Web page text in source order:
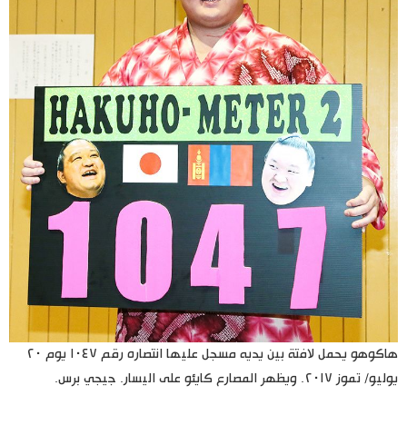
سياسة
اقتصاد
مجتمع
ثقافة
لايف ستايل
طوكيو
هو وهي
المطبخ الياباني
هاكوهو يحمل لافتة بين يديه مسجل عليها انتصاره رقم ١٠٤٧ يوم ٢٠
يوليو/ تموز ٢٠١٧. ويظهر المصارع كايئو على اليسار. جيجي برس.